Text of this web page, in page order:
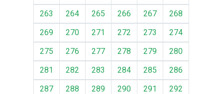
263
264 265 266 267
268
269
270 271 272 273
274
275
276 277 278 279
280
281
282 283 284 285
286
287
288 289 290 291
292